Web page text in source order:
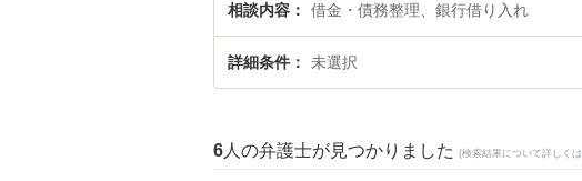
相談内容 借金・債務整理、銀行借り入れ
詳細条件 未選択
6 人の弁護士が見つかりました (検索結果について詳しくは